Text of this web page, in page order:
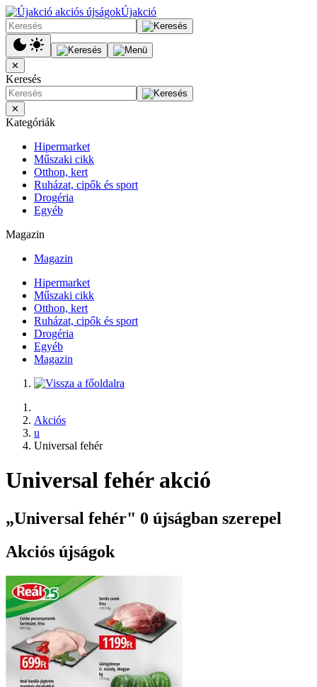
Újakció
✕
Keresés
✕
Kategóriák
Hipermarket
Műszaki cikk
Otthon, kert
Ruházat, cipők és sport
Drogéria
Egyéb
Magazin
Magazin
Hipermarket
Műszaki cikk
Otthon, kert
Ruházat, cipők és sport
Drogéria
Egyéb
Magazin
Akciós
u
Universal fehér
Universal fehér akció
„Universal fehér" 0 újságban szerepel
Akciós újságok